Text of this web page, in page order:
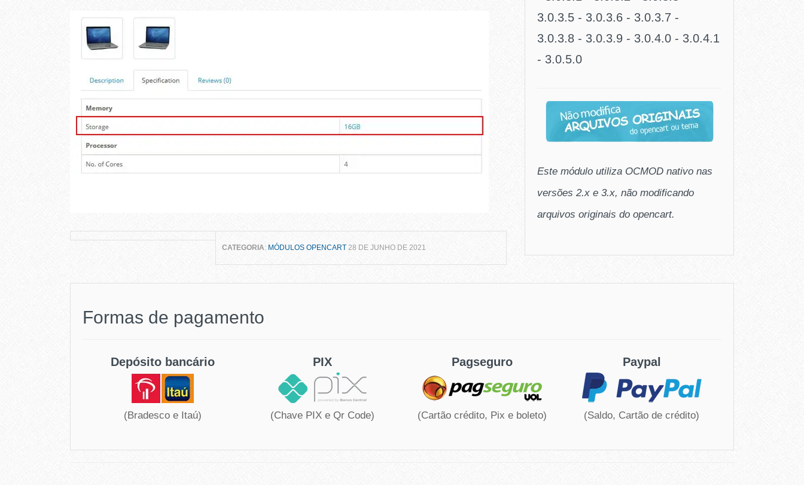
CATEGORIA: MÓDULOS OPENCART 28 DE JUNHO DE 2021
3.0.3.5 - 3.0.3.6 - 3.0.3.7 -
3.0.3.8 - 3.0.3.9 - 3.0.4.0 - 3.0.4.1
- 3.0.5.0
Este módulo utiliza OCMOD nativo nas
versões 2.x e 3.x, não modificando
arquivos originais do opencart.
Formas de pagamento
Depósito bancário
(Bradesco e Itaú)
PIX
(Chave PIX e Qr Code)
Pagseguro
(Cartão crédito, Pix e boleto)
Paypal
(Saldo, Cartão de crédito)